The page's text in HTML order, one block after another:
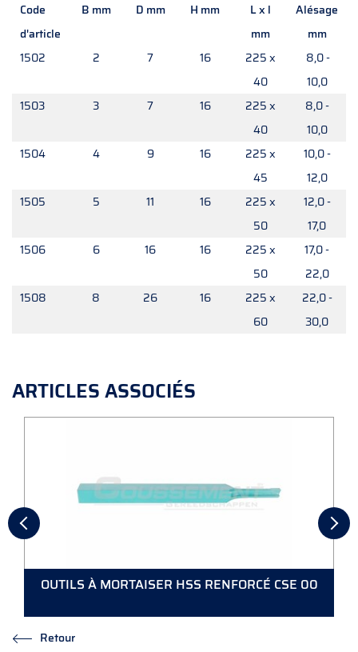
Code
d'article
B mm D mm H mm
L x l
mm
Alésage
mm
1502
2 7 16
225 x
40
8,0 -
10,0
1503
3 7 16
225 x
40
8,0 -
10,0
1504
4 9 16
225 x
45
10,0 -
12,0
1505
5 11 16
225 x
50
12,0 -
17,0
1506
6 16 16
225 x
50
17,0 -
22,0
1508
8 26 16
225 x
60
22,0 -
30,0
ARTICLES ASSOCIÉS
OUTILS À MORTAISER HSS RENFORCÉ CSE 00
Retour